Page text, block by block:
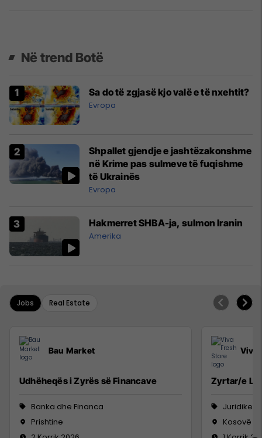
Në trend Botë
Sa do të zgjasë kjo valë e të nxehtit?
Evropa
Shpallet gjendje e jashtëzakonshme
në Krime pas sulmeve të fuqishme
të Ukrainës
Evropa
Hakmerret SHBA-ja, sulmon Iranin
Amerika
Jobs Real Estate
Bau Market
Udhëheqës i Zyrës së Financave
Banka dhe Financa
Prishtine
Viva
Zyrtar/e
Juridike
Kosovë